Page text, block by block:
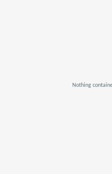
Nothing